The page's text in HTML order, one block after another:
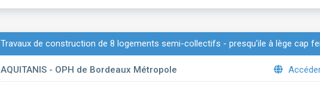
Travaux de construction de 8 logements semi-collectifs - presqu'ile à lège cap
AQUITANIS - OPH de Bordeaux Métropole